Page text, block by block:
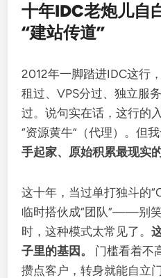
十年IDC老炮儿自
“建站传道”
2012年一脚踏进IDC这行
租过、VPS分过、独立服
过。说句实在话，这行的
“资源黄牛”（代理）。但我
手起家、原始积累最现实
这十年，当过单打独斗的
临时搭伙成“团队”——别
时，这种模式太常见了。
子里的基因。
门槛看着不
攒点客户，转身就能自立